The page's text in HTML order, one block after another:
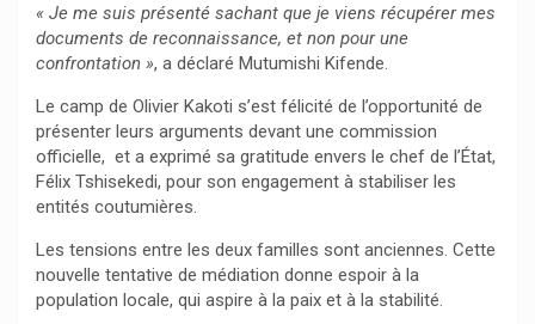
« Je me suis présenté sachant que je viens récupérer mes
documents de reconnaissance, et non pour une
confrontation », a déclaré Mutumishi Kifende.
Le camp de Olivier Kakoti s’est félicité de l’opportunité de
présenter leurs arguments devant une commission
officielle, et a exprimé sa gratitude envers le chef de l’État,
Félix Tshisekedi, pour son engagement à stabiliser les
entités coutumières.
Les tensions entre les deux familles sont anciennes. Cette
nouvelle tentative de médiation donne espoir à la
population locale, qui aspire à la paix et à la stabilité.